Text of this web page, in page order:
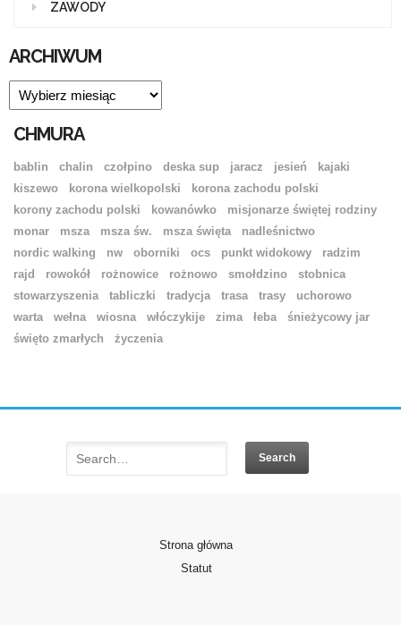
ZAWODY
ARCHIWUM
ARCHIWUM
CHMURA
bablin chalin czołpino deska sup jaracz jesień
kajaki
kiszewo
korona wielkopolski
korona zachodu polski
korony zachodu polski
kowanówko
misjonarze świętej rodziny
monar
msza msza św. msza święta
nadleśnictwo
nordic walking
nw oborniki ocs punkt widokowy
radzim
rajd
rowokół rożnowice rożnowo smołdzino
stobnica
stowarzyszenia
tabliczki tradycja trasa trasy
uchorowo
warta
wełna wiosna włóczykije zima łeba
śnieżycowy jar
święto zmarłych
życzenia
Strona główna
Statut